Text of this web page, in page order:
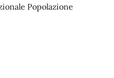
Popolazione